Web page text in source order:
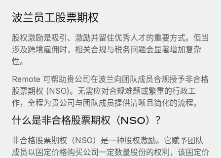
借助核心业务工具简化流程
服务
获得全球人力资源与合规方面的专家帮助
背景调查
简化候选人筛选流程
合规守望台
防范合规风险
与我们共探合作机遇
案例研究
活动
新闻室
薪金与人才洞察
洞察中心
获得支持
查看全部资源
博客
한국어
中文（简体）
波兰员工股票期权
股权激励是吸引、激励并留住优秀人才的重要方式。但当
涉及跨境雇佣时，相关合规与税务问题会显著增加复杂
性。
Remote 可帮助贵公司在波兰向团队成员合规授予非合格
股票期权 (NSO)。无需应对合规难题或繁重的行政工
作，全程为贵公司与团队成员提供清晰且简化的流程。
什么是非合格股票期权（NSO）？
非合格股票期权（NSO）是一种股权激励。它赋予团队
成员以固定价格购买公司一定数量股份的权利，该固定价